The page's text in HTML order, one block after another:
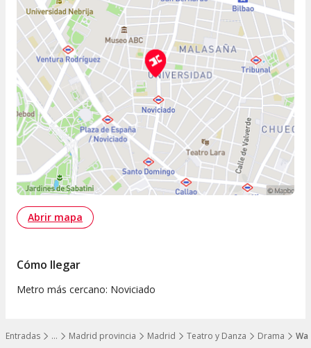
…
Mostrar todos los niveles
Entradas Madrid provincia Madrid Teatro y Danza Drama
Abrir mapa
Cómo llegar
Metro más cercano: Noviciado